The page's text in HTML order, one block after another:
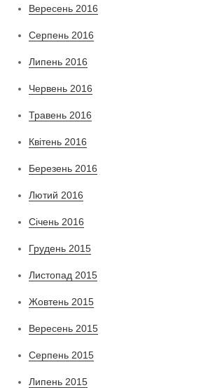
Вересень 2016
Серпень 2016
Липень 2016
Червень 2016
Травень 2016
Квітень 2016
Березень 2016
Лютий 2016
Січень 2016
Грудень 2015
Листопад 2015
Жовтень 2015
Вересень 2015
Серпень 2015
Липень 2015